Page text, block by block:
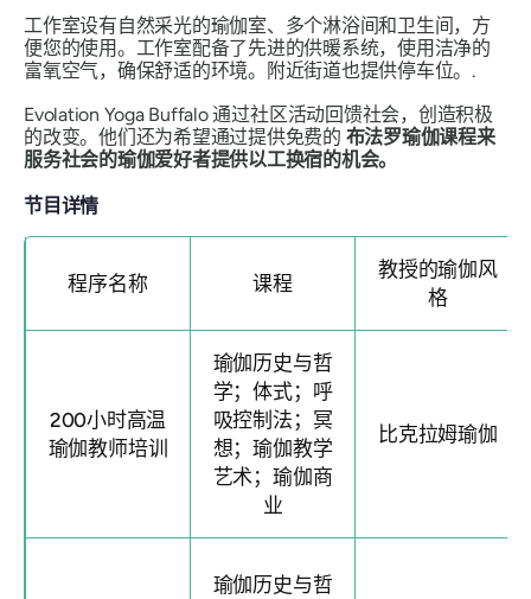
工作室设有自然采光的瑜伽室、多个淋浴间和卫生间，方
便您的使用。工作室配备了先进的供暖系统，使用洁净的
富氧空气，确保舒适的环境。附近街道也提供停车位。.
Evolation Yoga Buffalo 通过社区活动回馈社会，创造积极
的改变。他们还为希望通过提供免费的 布法罗瑜伽课程来
服务社会的瑜伽爱好者提供以工换宿的机会。
节目详情
程序名称 课程
教授的瑜伽风
格
200小时高温
瑜伽教师培训
瑜伽历史与哲
学；体式；呼
吸控制法；冥
想；瑜伽教学
艺术；瑜伽商
业
比克拉姆瑜伽
瑜伽历史与哲